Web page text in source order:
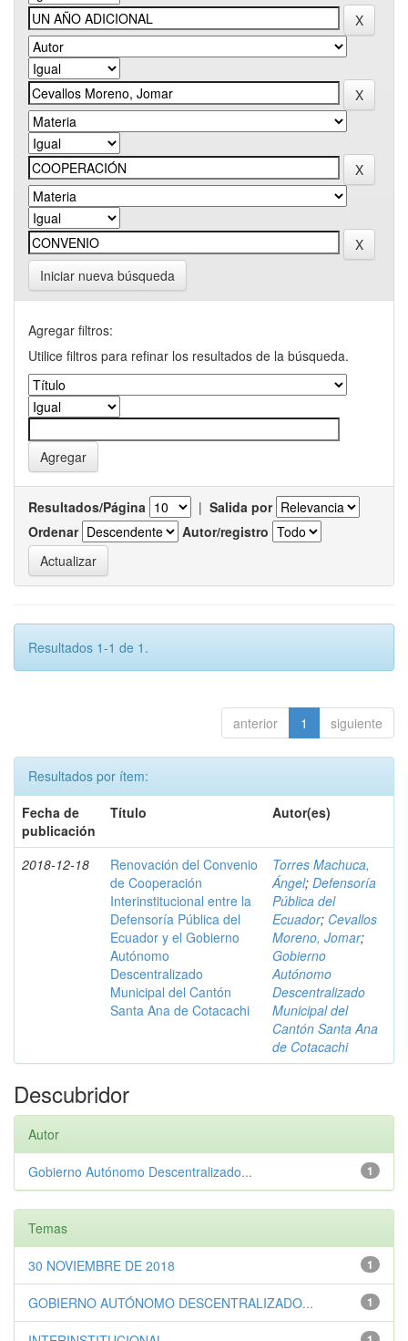
Iniciar nueva búsqueda
Agregar filtros:
Utilice filtros para refinar los resultados de la búsqueda.
Resultados/Página | Salida por
Ordenar
Autor/registro
Resultados 1-1 de 1.
anterior 1 siguiente
Resultados por ítem:
Fecha de
publicación
Título Autor(es)
2018-12-18
Renovación del Convenio
de Cooperación
Interinstitucional entre la
Defensoría Pública del
Ecuador y el Gobierno
Autónomo
Descentralizado
Municipal del Cantón
Santa Ana de Cotacachi
Torres Machuca,
Ángel; Defensoría
Pública del
Ecuador; Cevallos
Moreno, Jomar;
Gobierno
Autónomo
Descentralizado
Municipal del
Cantón Santa Ana
de Cotacachi
Descubridor
Autor
1
Gobierno Autónomo Descentralizado...
Temas
1
30 NOVIEMBRE DE 2018
1
GOBIERNO AUTÓNOMO DESCENTRALIZADO...